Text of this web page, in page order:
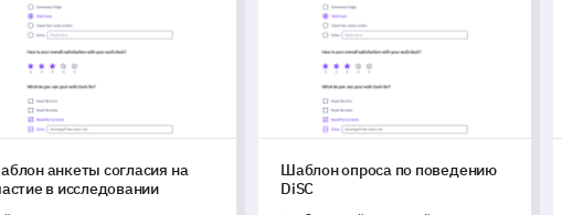
анкеты согласия на
в исследовании
Шаблон опроса по поведению
DiSC